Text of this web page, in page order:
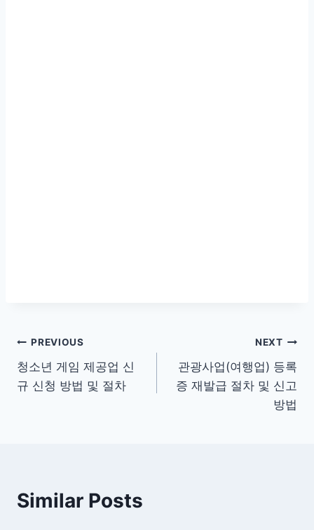
글
탐
PREVIOUS
청소년 게임 제공업 신
규 신청 방법 및 절차
NEXT
관광사업(여행업) 등록
증 재발급 절차 및 신고
방법
Similar Posts